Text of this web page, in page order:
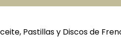
Pastillas y Discos de